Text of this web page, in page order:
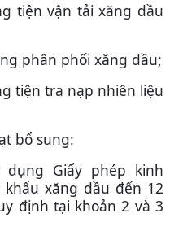
tiện vận tải xăng dầu
phân phối xăng dầu;
tiện tra nạp nhiên liệu
bổ sung:
dụng Giấy phép kinh
xăng dầu đến 12
định tại khoản 2 và 3